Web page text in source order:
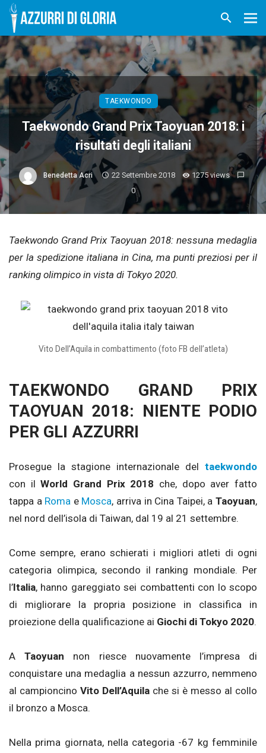
TAEKWONDO
Taekwondo Grand Prix Taoyuan 2018: i
risultati degli italiani
Benedetta Acri 22 Settembre 2018
1275 views
0
Taekwondo Grand Prix Taoyuan 2018: nessuna medaglia
per la spedizione italiana in Cina, ma punti preziosi per il
ranking olimpico in vista di Tokyo 2020.
Vito Dell’Aquila in combattimento (foto FB dell’atleta)
TAEKWONDO GRAND PRIX
TAOYUAN 2018: NIENTE PODIO
PER GLI AZZURRI
Prosegue la stagione internazionale del taekwondo
con ilWorld Grand Prix 2018 che, dopo aver fatto
tappa a Roma e Mosca, arriva in Cina Taipei, aTaoyuan,
nel nord dell’isola di Taiwan, dal 19 al 21 settembre.
Come sempre, erano schierati i migliori atleti di ogni
categoria olimpica, secondo il ranking mondiale. Per
l’Italia, hanno gareggiato sei combattenti con lo scopo
di migliorare la propria posizione in classifica in
proiezione della qualificazione ai Giochi di Tokyo 2020.
ATaoyuan non riesce nuovamente l’impresa di
conquistare una medaglia a nessun azzurro, nemmeno
al campioncino Vito Dell’Aquila che si è messo al collo
il bronzo a Mosca.
Nella prima giornata, nella categoria -67 kg femminile